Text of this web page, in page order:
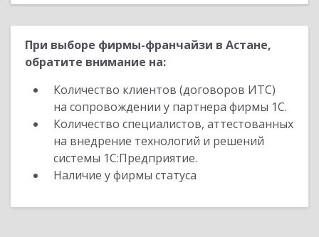
При выборе фирмы-франчайзи в Астане,
обратите внимание на:
Количество клиентов (договоров ИТС)
на сопровождении у партнера фирмы 1С.
Количество специалистов, аттестованных
на внедрение технологий и решений
системы 1С:Предприятие.
Наличие у фирмы статуса